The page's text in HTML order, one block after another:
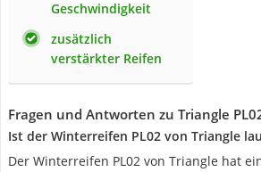
Geschwindigkeit
zusätzlich
verstärkter Reifen
Fragen und Antworten zu Triangle
Ist der Winterreifen PL02 von Triangle
Der Winterreifen PL02 von Triangle hat